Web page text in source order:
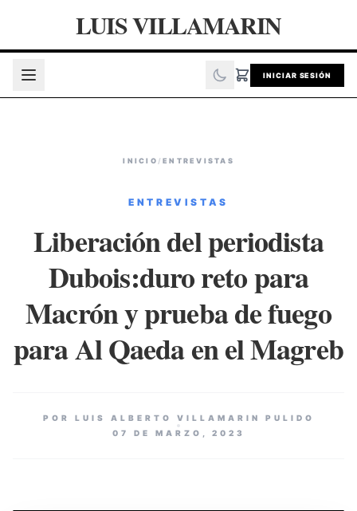
LUIS VILLAMARIN
INICIAR SESIÓN
INICIO / ENTREVISTAS
ENTREVISTAS
Liberación del periodista
Dubois:duro reto para
Macrón y prueba de fuego
para Al Qaeda en el Magreb
POR LUIS ALBERTO VILLAMARIN PULIDO
07 DE MARZO, 2023